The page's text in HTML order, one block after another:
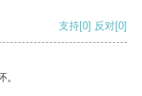
支持[0] 反对[0]